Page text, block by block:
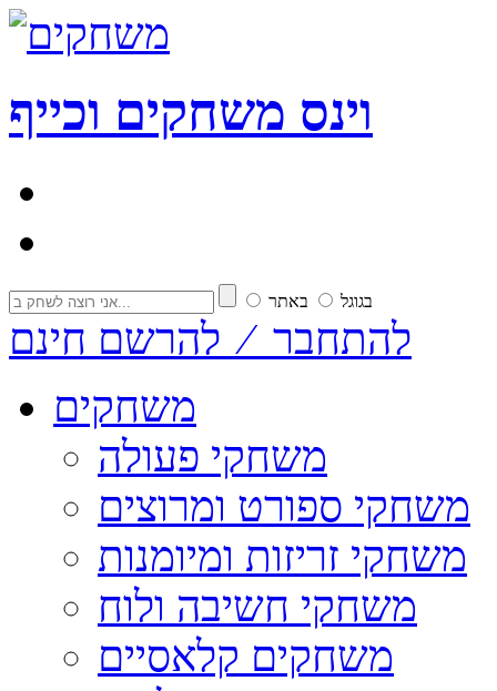
וינס משחקים וכייף
בגוגל באתר
להתחבר ⁄ להרשם חינם
משחקים
משחקי פעולה
משחקי ספורט ומרוצים
משחקי זריזות ומיומנות
משחקי חשיבה ולוח
משחקים קלאסיים